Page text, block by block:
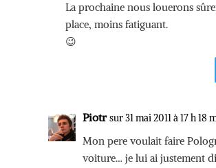
La prochaine nous louerons
place, moins fatiguant.
😉
Piotr sur 31 mai 2011 à 17 h 18
Mon pere voulait faire
voiture… je lui ai justement